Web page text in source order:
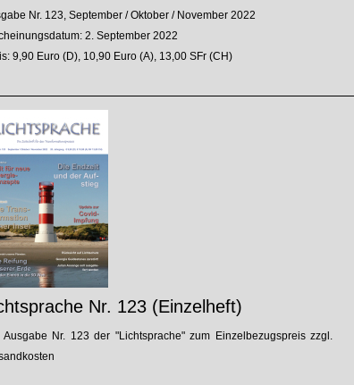
Nr. 123, September / Oktober / November 2022
2. September 2022
9,90 Euro (D), 10,90 Euro (A), 13,00 SFr (CH)
Nr. 123 (Einzelheft)
Ausgabe Nr. 123 der "Lichtsprache" zum Einzelbezugspreis zzgl.